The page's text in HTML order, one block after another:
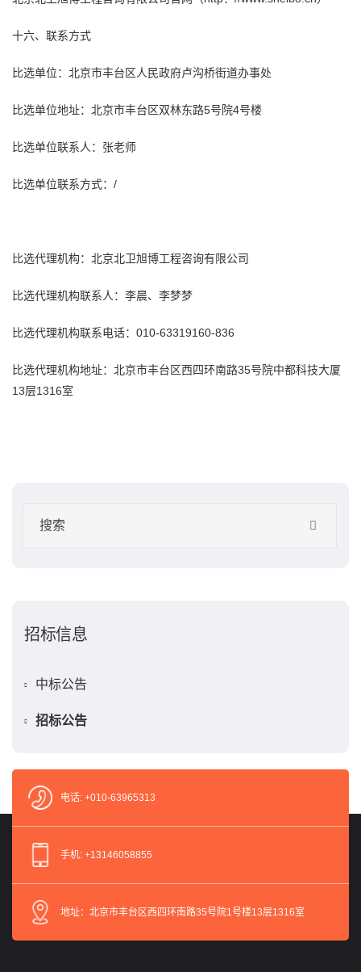
十六、联系方式
比选单位：北京市丰台区人民政府卢沟桥街道办事处
比选单位地址：北京市丰台区双林东路5号院4号楼
比选单位联系人：张老师
比选单位联系方式：/
比选代理机构：北京北卫旭博工程咨询有限公司
比选代理机构联系人：李晨、李梦梦
比选代理机构联系电话：010-63319160-836
比选代理机构地址：北京市丰台区西四环南路35号院中都科技大厦
13层1316室
招标信息
中标公告
招标公告
电话: +010-63965313
手机: +13146058855
地址：北京市丰台区西四环南路35号院1号楼13层1316室